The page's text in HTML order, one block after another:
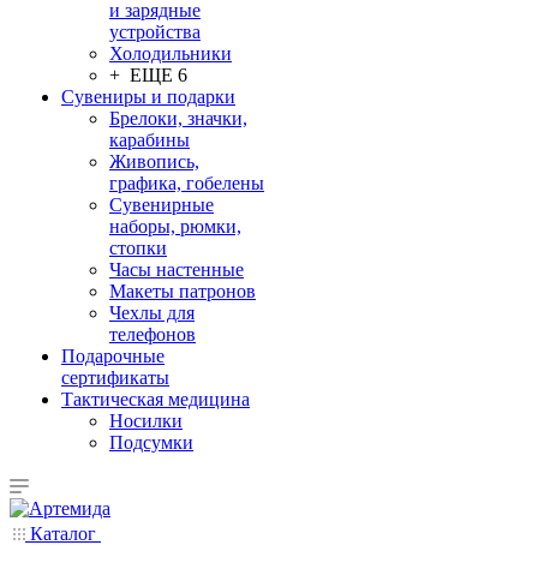
и зарядные
устройства
Холодильники
+ ЕЩЕ 6
Сувениры и подарки
Брелоки, значки,
карабины
Живопись,
графика, гобелены
Сувенирные
наборы, рюмки,
стопки
Часы настенные
Макеты патронов
Чехлы для
телефонов
Подарочные
сертификаты
Тактическая медицина
Носилки
Подсумки
Каталог